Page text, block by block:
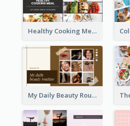
Healthy Cooking Meal YouTube Thumbnail
My Daily Beauty Routine YouTube Thumbnail